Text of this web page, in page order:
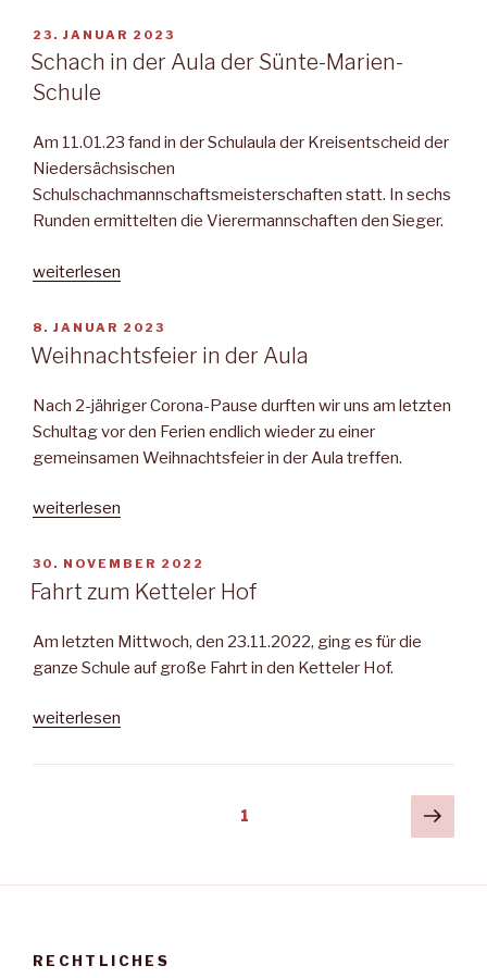
VERÖFFENTLICHT
AM
23. JANUAR 2023
Schach in der Aula der Sünte-Marien-
Schule
Am 11.01.23 fand in der Schulaula der Kreisentscheid der
Niedersächsischen
Schulschachmannschaftsmeisterschaften statt. In sechs
Runden ermittelten die Vierermannschaften den Sieger.
„Schach
der
Aula
Sünte-
Marien-
Schule“
weiterlesen
VERÖFFENTLICHT
AM
8. JANUAR 2023
Weihnachtsfeier in der Aula
Nach 2-jähriger Corona-Pause durften wir uns am letzten
Schultag vor den Ferien endlich wieder zu einer
gemeinsamen Weihnachtsfeier in der Aula treffen.
„Weihnachtsfeier
der
Aula“
weiterlesen
VERÖFFENTLICHT
AM
30. NOVEMBER 2022
Fahrt zum Ketteler Hof
Am letzten Mittwoch, den 23.11.2022, ging es für die
ganze Schule auf große Fahrt in den Ketteler Hof.
„Fahrt
Ketteler
weiterlesen
1
RECHTLICHES